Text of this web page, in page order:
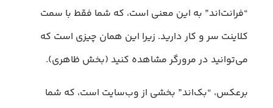
“فرانت‌اند” به این معنی است، که شما فقط با سمت
کلاینت سر و کار دارید. زیرا این همان چیزی است که
می‌توانید در مرورگر مشاهده کنید (بخش ظاهری).
برعکس، “بک‌اند” بخشی از وب‌سایت است، که شما